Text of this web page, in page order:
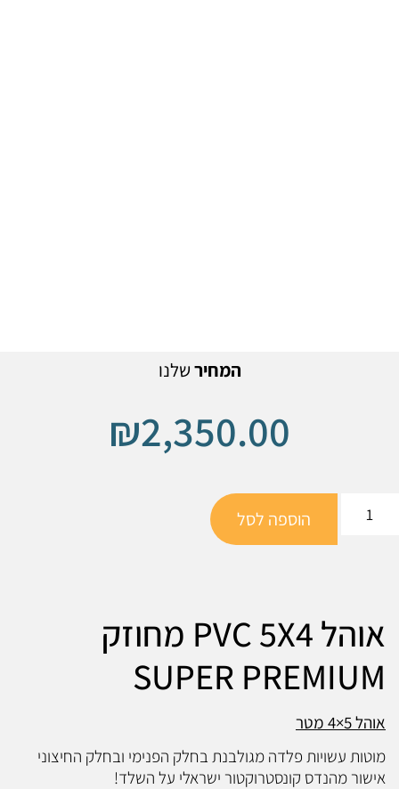
המחירשלנו
₪2,350.00
הוספה לסל
אוהל PVC 5X4 מחוזק
SUPER PREMIUM
אוהל 5×4 מטר
מוטות עשויות פלדה מגולבנת בחלק הפנימי ובחלק החיצוני
אישור מהנדס קונסטרוקטור ישראלי על השלד!